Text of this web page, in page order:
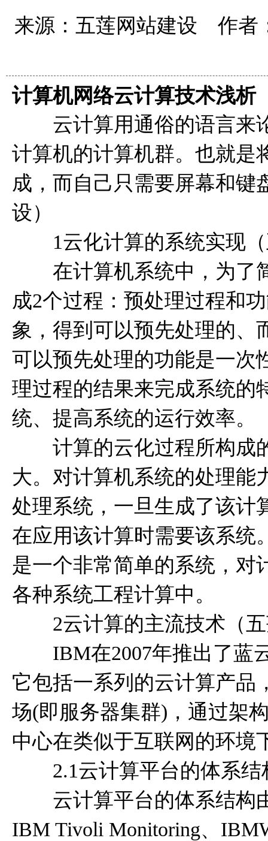
来源：五莲网站建设 作
计算机网络云计算技术浅析
云计算用通俗的语言来论
计算机的计算机群。也就是
成，而自己只需要屏幕和键
设）
1云化计算的系统实现（
在计算机系统中，为了简
成2个过程：预处理过程和
象，得到可以预先处理的、
可以预先处理的功能是一次
理过程的结果来完成系统的
统、提高系统的运行效率。
计算的云化过程所构成的
大。对计算机系统的处理能
处理系统，一旦生成了该计
在应用该计算时需要该系统
是一个非常简单的系统，对
各种系统工程计算中。
2云计算的主流技术（
IBM在2007年推出了蓝云
它包括一系列的云计算产品
场(即服务器集群)，通过架
中心在类似于互联网的环境
2.1云计算平台的体系结
云计算平台的体系结构由
IBM Tivoli Monitoring、